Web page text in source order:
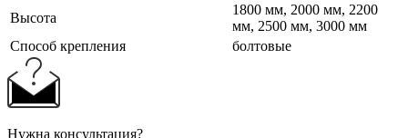
Высота
1800 мм, 2000 мм, 2200
мм, 2500 мм, 3000 мм
Cпособ крепления
болтовые
Нужна консультация?